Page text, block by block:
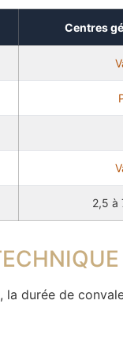
Centres
2,5 à
durée de